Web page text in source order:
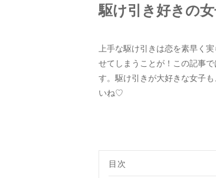
駆け引き好きの
上手な駆け引きは恋を素早く
せてしまうことが！この記事
す。駆け引きが大好きな女子
いね♡
目次